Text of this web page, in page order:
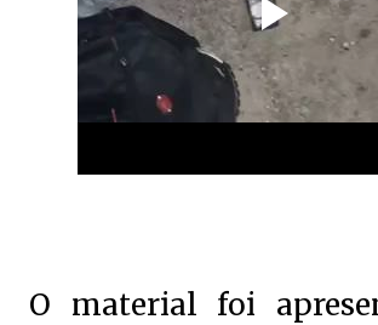
O material foi